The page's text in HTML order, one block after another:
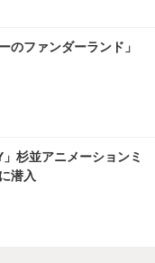
のファンダーランド」
杉並アニメーションミ
潜入